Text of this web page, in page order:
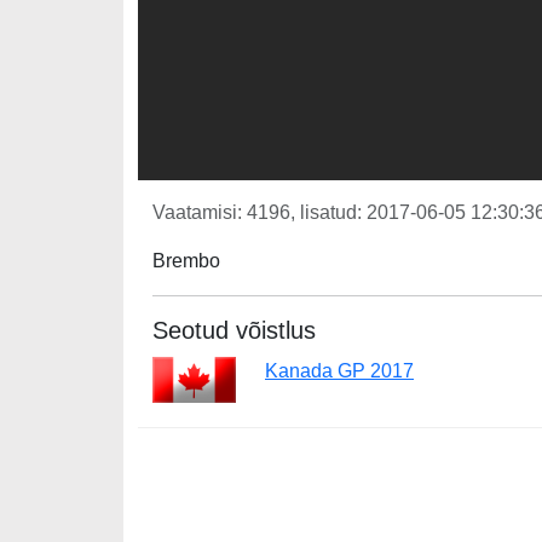
Vaatamisi: 4196, lisatud: 2017-06-05
Brembo
Seotud võistlus
Kanada GP 2017